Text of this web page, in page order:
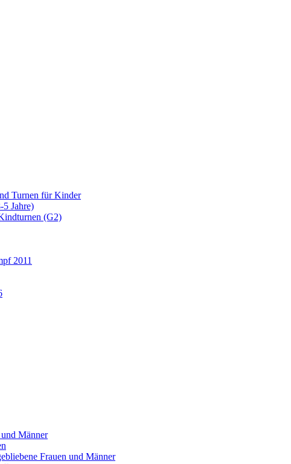
Turnen für Kinder
Jahre)
(G2)
2011
Männer
Frauen und Männer